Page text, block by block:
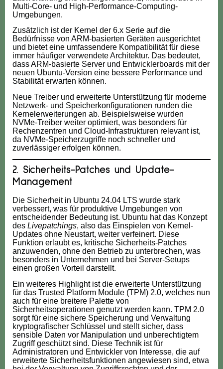
Multi-Core- und High-Performance-Computing-
Umgebungen.
Zusätzlich ist der Kernel der 6.x Serie auf die
Bedürfnisse von ARM-basierten Geräten ausgerichtet
und bietet eine umfassendere Kompatibilität für diese
immer häufiger verwendete Architektur. Das bedeutet,
dass ARM-basierte Server und Entwicklerboards mit der
neuen Ubuntu-Version eine bessere Performance und
Stabilität erwarten können.
Neue Treiber und erweiterte Unterstützung für moderne
Netzwerk- und Speicherkonfigurationen runden die
Kernelerweiterungen ab. Beispielsweise wurden
NVMe-Treiber weiter optimiert, was besonders für
Rechenzentren und Cloud-Infrastrukturen relevant ist,
da NVMe-Speicherzugriffe noch schneller und
zuverlässiger erfolgen können.
2. Sicherheits-Patches und Update-
Management
Die Sicherheit in Ubuntu 24.04 LTS wurde stark
verbessert, was für produktive Umgebungen von
entscheidender Bedeutung ist. Ubuntu hat das Konzept
desLivepatchings, also das Einspielen von Kernel-
Updates ohne Neustart, weiter verfeinert. Diese
Funktion erlaubt es, kritische Sicherheits-Patches
anzuwenden, ohne den Betrieb zu unterbrechen, was
besonders in Unternehmen und bei Server-Setups
einen großen Vorteil darstellt.
Ein weiteres Highlight ist die erweiterte Unterstützung
für das Trusted Platform Module (TPM) 2.0, welches nun
auch für eine breitere Palette von
Sicherheitsoperationen genutzt werden kann. TPM 2.0
sorgt für eine sichere Speicherung und Verwaltung
kryptografischer Schlüssel und stellt sicher, dass
sensible Daten vor Manipulation und unberechtigtem
Zugriff geschützt sind. Diese Technik ist für
Administratoren und Entwickler von Interesse, die auf
erweiterte Sicherheitsfunktionen angewiesen sind, etwa